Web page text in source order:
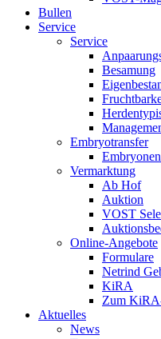
Bullen
Service
Service
Besamung
Embryotransfer
Vermarktung
Ab Hof
Auktion
VOST
Online-Angebote
Formulare
Netrind
KiRA
Zum
Aktuelles
News